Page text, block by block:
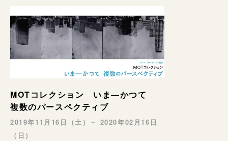
MOTコレクション いま―かつて
複数のパースペクティブ
2019年11月16日（土）－ 2020年02月16日
（日）